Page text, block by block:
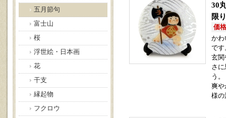
五月節句
富士山
桜
浮世絵・日本画
花
干支
縁起物
フクロウ
30
限
価
かわ
です
玄関
さ
う。
爽や
様の